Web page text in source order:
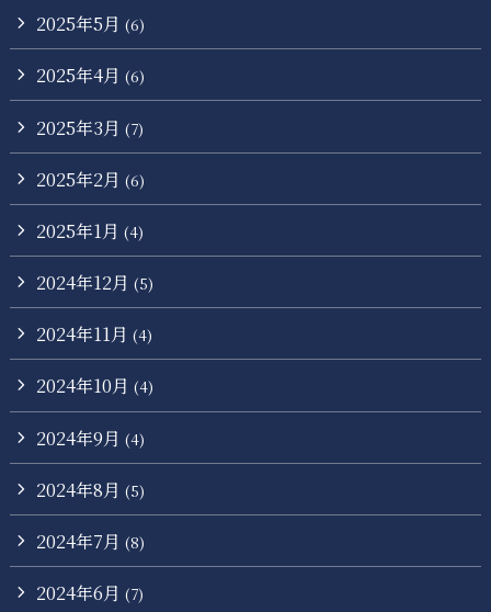
2025年5月 (6)
2025年4月 (6)
2025年3月 (7)
2025年2月 (6)
2025年1月 (4)
2024年12月 (5)
2024年11月 (4)
2024年10月 (4)
2024年9月 (4)
2024年8月 (5)
2024年7月 (8)
2024年6月 (7)